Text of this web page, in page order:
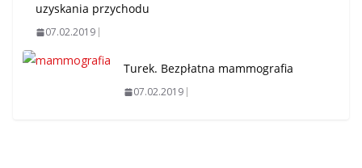
uzyskania przychodu
07.02.2019
Turek. Bezpłatna mammografia
07.02.2019